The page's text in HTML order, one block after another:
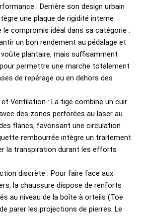
: Derrière son design urbain
une plaque de rigidité interne
le compromis idéal dans sa catégorie :
un bon rendement au pédalage et
plantaire, mais suffisamment
permettre une marche totalement
de repérage ou en dehors des
et Ventilation : La tige combine un cuir
des zones perforées au laser au
flancs, favorisant une circulation
rembourrée intègre un traitement
la transpiration durant les efforts
discrète : Pour faire face aux
la chaussure dispose de renforts
au niveau de la boîte à orteils (Toe
parer les projections de pierres. Le